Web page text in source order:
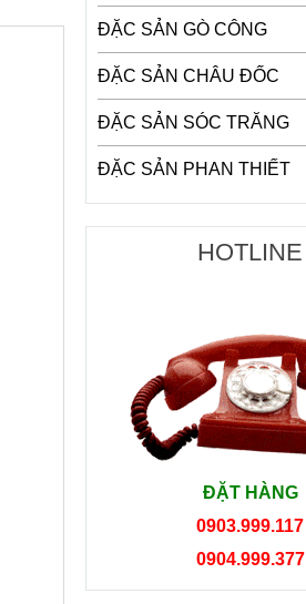
ĐẶC SẢN GÒ CÔNG
ĐẶC SẢN CHÂU ĐỐC
ĐẶC SẢN SÓC TRĂNG
ĐẶC SẢN PHAN THIẾT
HOTLINE
ĐẶT HÀNG
0903.999.117
0904.999.377